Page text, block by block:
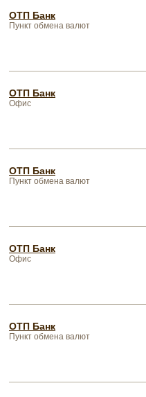
ОТП Банк
Пункт обмена валют
ОТП Банк
Офис
ОТП Банк
Пункт обмена валют
ОТП Банк
Офис
ОТП Банк
Пункт обмена валют